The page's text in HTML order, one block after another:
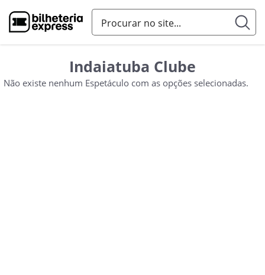
Indaiatuba Clube
Não existe nenhum Espetáculo com as opções selecionadas.